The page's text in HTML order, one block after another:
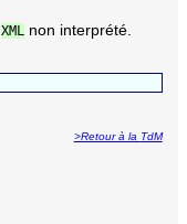
XMLnon interprété.
>Retour à la TdM